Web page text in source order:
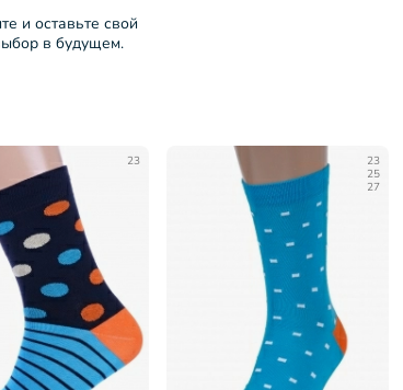
и оставьте свой
в будущем.
23
23
25
27